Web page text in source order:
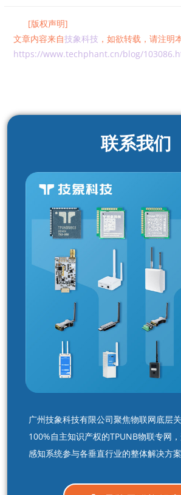
[版权声明]
文章内容来自技象科技 ，如欲转载，请注明
https://www.techphant.cn/blog/
联系我们
广州技象科技有限公司聚焦物联网底层
100%自主知识产权的TPUNB物联专网
感知系统参与各垂直行业的整体解决方案